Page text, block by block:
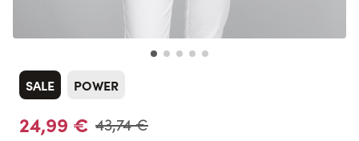
SALE POWER
24,99 € 43,74 €